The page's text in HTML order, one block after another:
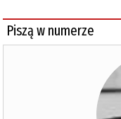
Piszą w numerze